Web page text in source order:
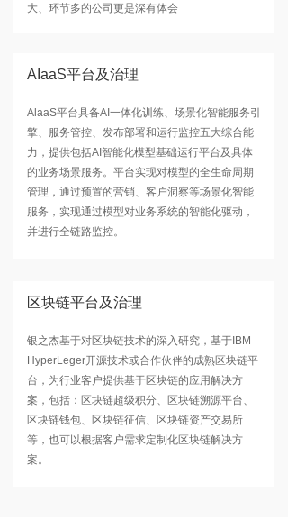
大、环节多的公司更是深有体会
区块链平台及治理
银之杰基于对区块链技术的深入研究，基于IBM
HyperLeger开源技术或合作伙伴的成熟区块链平
台，为行业客户提供基于区块链的应用解决方
案，包括：区块链超级积分、区块链溯源平台、
区块链钱包、区块链征信、区块链资产交易所
等，也可以根据客户需求定制化区块链解决方
案。
AIaaS平台及治理
AlaaS平台具备AI一体化训练、场景化智能服务引
擎、服务管控、发布部署和运行监控五大综合能
力，提供包括AI智能化模型基础运行平台及具体
的业务场景服务。平台实现对模型的全生命周期
管理，通过预置的营销、客户洞察等场景化智能
服务，实现通过模型对业务系统的智能化驱动，
并进行全链路监控。